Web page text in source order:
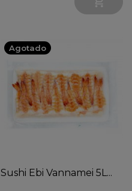
Agotado
Sushi Ebi Vannamei 5L...